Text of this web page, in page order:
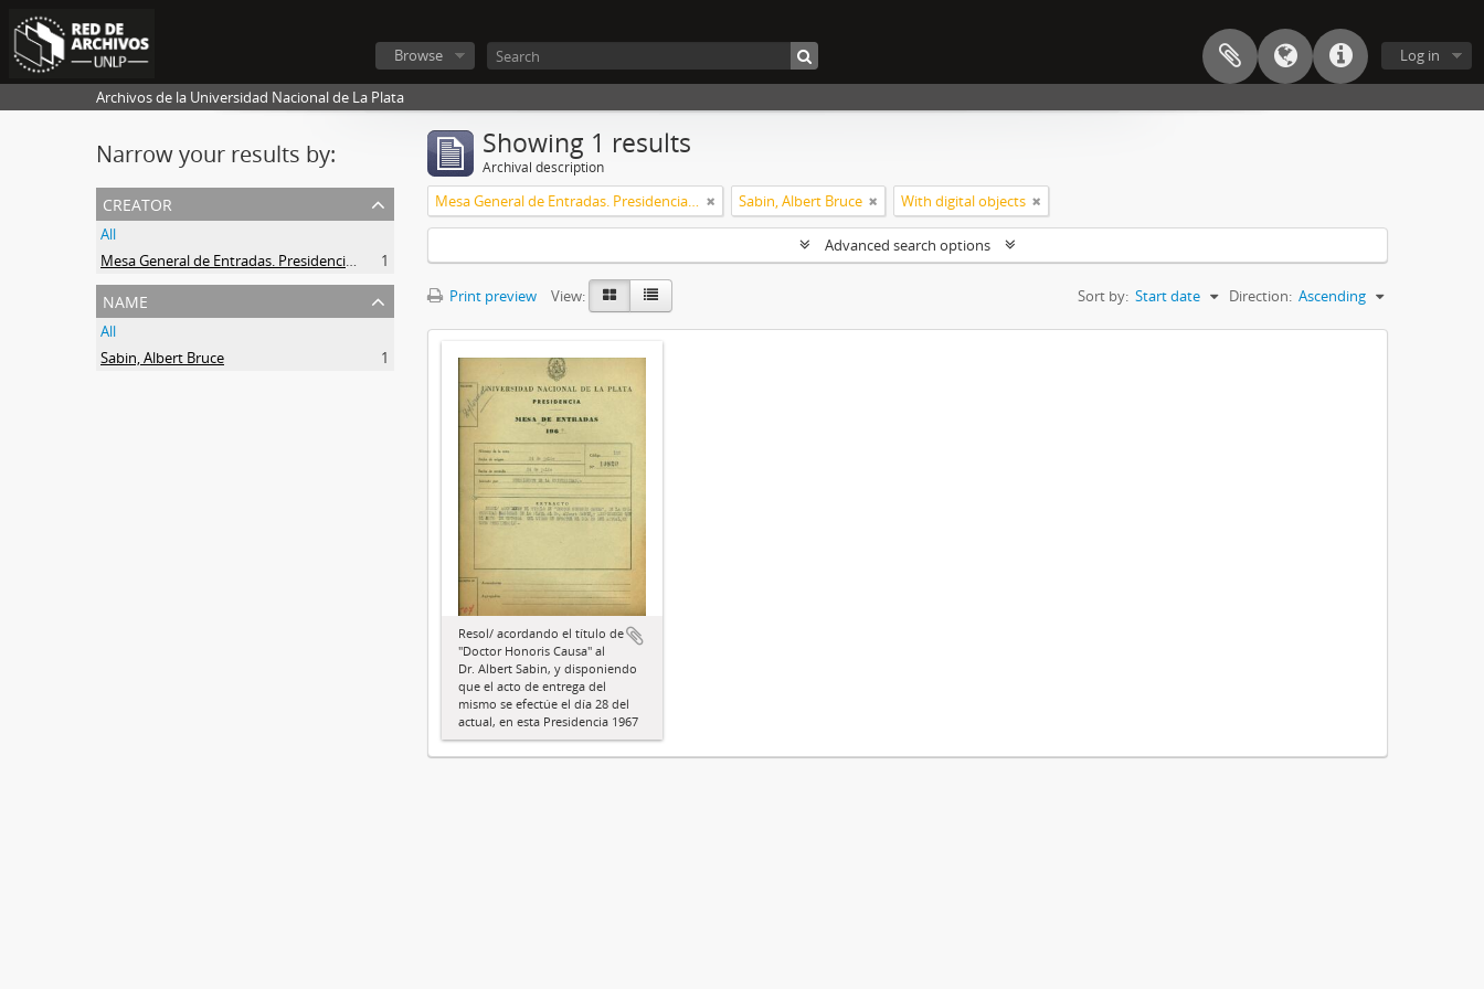
Log in
Browse
Archivos de la Universidad Nacional de La Plata
Narrow your results by:
creator
All
Mesa General de Entradas. Presidencia UNLP
1
name
All
Sabin, Albert Bruce
1
Showing 1 results
Archival description
Mesa General de Entradas. Presidencia UNLP Sabin, Albert Bruce With digital objects
Advanced search options
Print preview View: Sort by: Start date Direction: Ascending
Resol/ acordando el título de
"Doctor Honoris Causa" al
Dr. Albert Sabin, y disponiendo
que el acto de entrega del
mismo se efectúe el día 28 del
actual, en esta Presidencia 1967